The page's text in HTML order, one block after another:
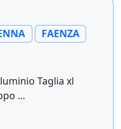
FAENZA
Taglia xl
...